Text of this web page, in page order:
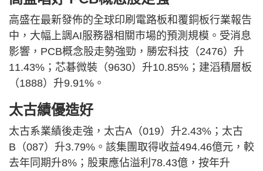
高盛在最新發佈的全球印刷電路板和覆銅板行業報告
中，大幅上調AI服務器相關市場的預測規模。受消息
影響，PCB概念股走勢強勁，勝宏科技（2476）升
11.43%；芯碁微裝（9630）升10.85%；建滔積層板
（1888）升9.91%。
太古績優造好
太古系業績後走強，太古A（019）升2.43%；太古
B（087）升3.79%。該集團取得收益494.46億元，較
去年同期升8%；股東應佔溢利78.43億，按年升